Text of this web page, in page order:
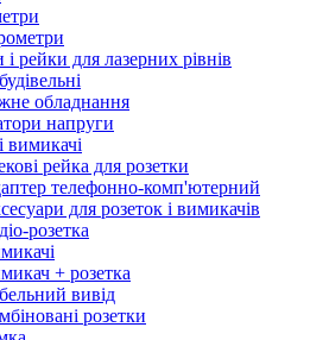
рейки для лазерних рівнів
обладнання
напруги
вимикачі
рейка для розетки
телефонно-комп'ютерний
для розеток і вимикачів
розетка
+ розетка
вивід
розетки